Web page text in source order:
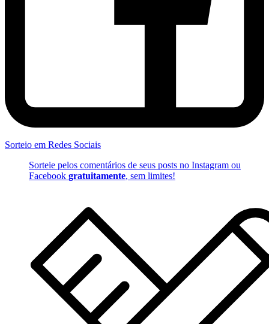
Sorteio em Redes Sociais
Sorteie pelos comentários de seus posts no Instagram ou
Facebook gratuitamente, sem limites!